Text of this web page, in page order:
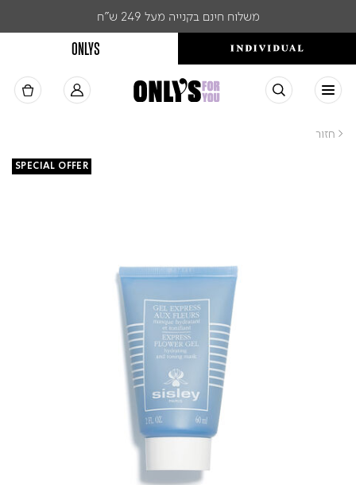
משלוח חינם בקנייה מעל 249 ש"ח
ONLYS
< חזור
SPECIAL OFFER